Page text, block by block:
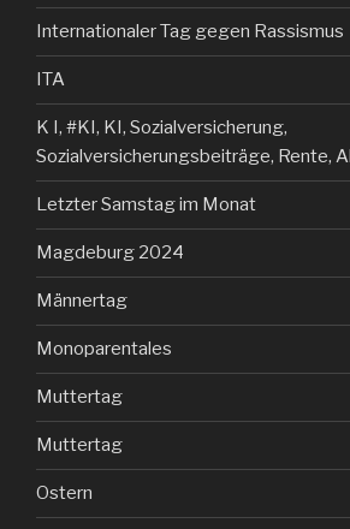
Internationaler Tag gegen Rassismus
ITA
K I, #KI, KI, Sozialversicherung,
Sozialversicherungsbeiträge, Rente,
Letzter Samstag im Monat
Magdeburg 2024
Männertag
Monoparentales
Muttertag
Muttertag
Ostern